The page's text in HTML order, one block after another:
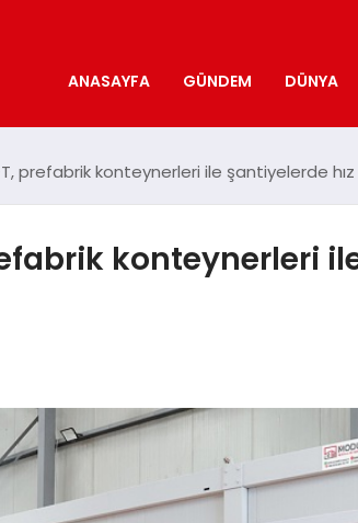
ANASAYFA GÜNDEM DÜNYA
prefabrik konteynerleri ile şantiyelerde
konteynerleri